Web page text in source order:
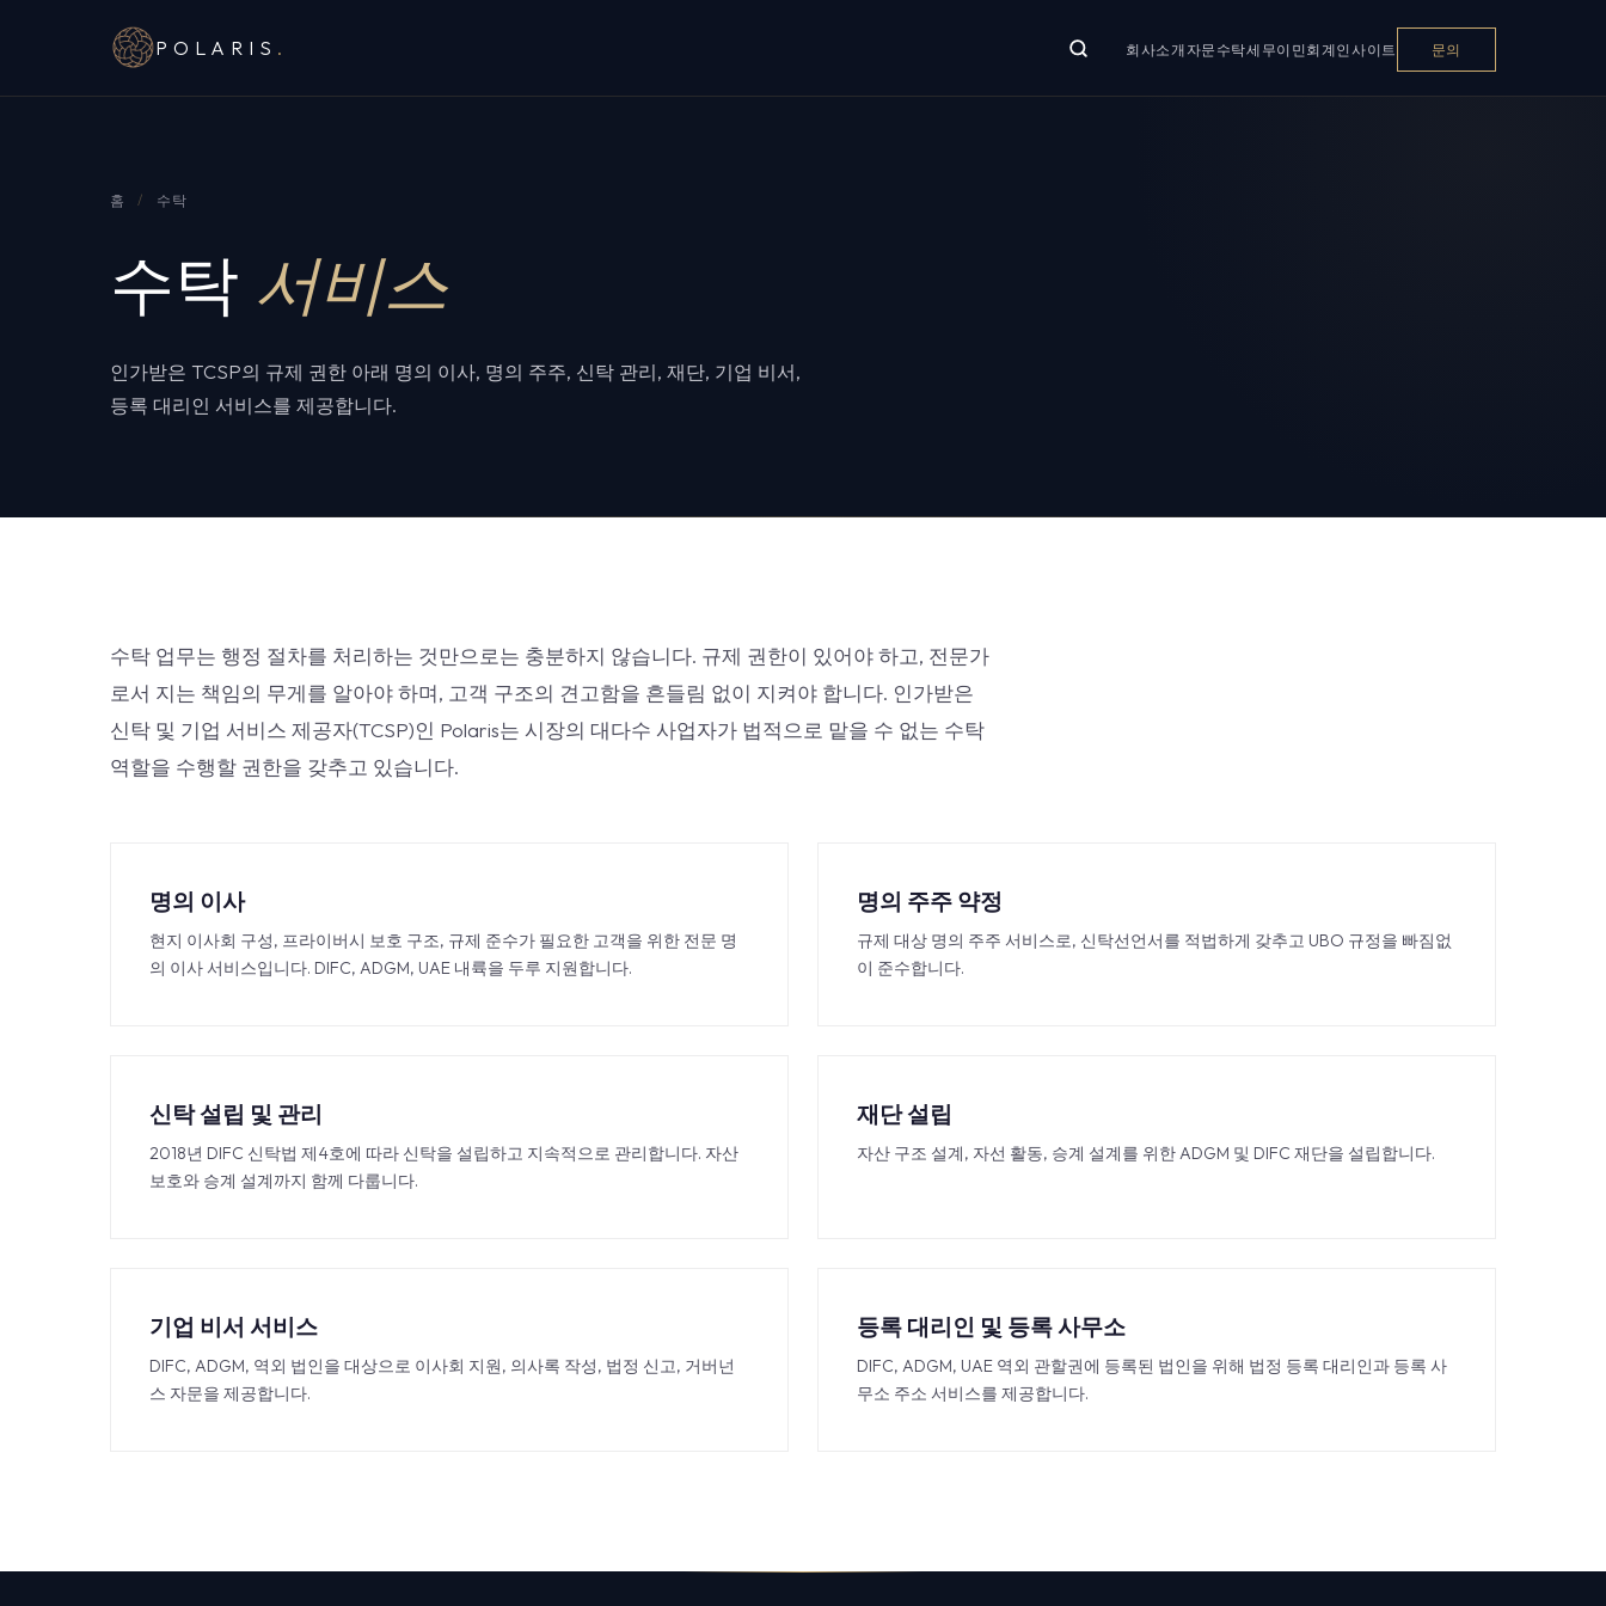
POLARIS . 회사소개 자문 수탁세무이민 회계인사이트 문의
홈 / 수탁
수탁 서비스
인가받은 TCSP의 규제 권한 아래 명의 이사, 명의 주주, 신탁 관리, 재단, 기업 비서,
등록 대리인 서비스를 제공합니다.
수탁 업무는 행정 절차를 처리하는 것만으로는 충분하지 않습니다. 규제 권한이 있어야 하고, 전문가
로서 지는 책임의 무게를 알아야 하며, 고객 구조의 견고함을 흔들림 없이 지켜야 합니다. 인가받은
신탁 및 기업 서비스 제공자(TCSP)인 Polaris는 시장의 대다수 사업자가 법적으로 맡을 수 없는 수탁
역할을 수행할 권한을 갖추고 있습니다.
명의 이사
현지 이사회 구성, 프라이버시 보호 구조, 규제 준수가 필요한 고객을 위한 전문 명
의 이사 서비스입니다. DIFC, ADGM, UAE 내륙을 두루 지원합니다.
명의 주주 약정
규제 대상 명의 주주 서비스로, 신탁선언서를 적법하게 갖추고 UBO 규정을 빠짐없
이 준수합니다.
신탁 설립 및 관리
2018년 DIFC 신탁법 제4호에 따라 신탁을 설립하고 지속적으로 관리합니다. 자산
보호와 승계 설계까지 함께 다룹니다.
재단 설립
자산 구조 설계, 자선 활동, 승계 설계를 위한 ADGM 및 DIFC 재단을 설립합니다.
기업 비서 서비스
DIFC, ADGM, 역외 법인을 대상으로 이사회 지원, 의사록 작성, 법정 신고, 거버넌
스 자문을 제공합니다.
등록 대리인 및 등록 사무소
DIFC, ADGM, UAE 역외 관할권에 등록된 법인을 위해 법정 등록 대리인과 등록 사
무소 주소 서비스를 제공합니다.